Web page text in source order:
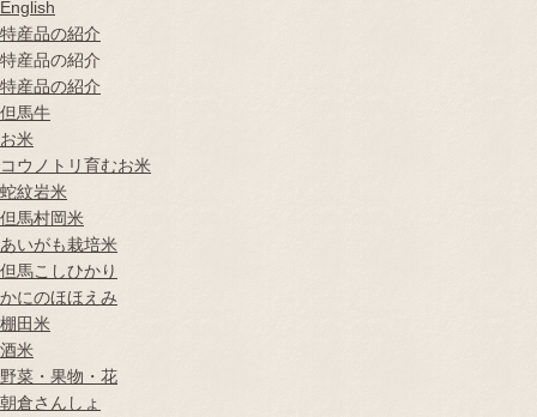
English
特産品の紹介
特産品の紹介
特産品の紹介
但馬牛
お米
コウノトリ育むお米
蛇紋岩米
但馬村岡米
あいがも栽培米
但馬こしひかり
かにのほほえみ
棚田米
酒米
野菜・果物・花
朝倉さんしょ